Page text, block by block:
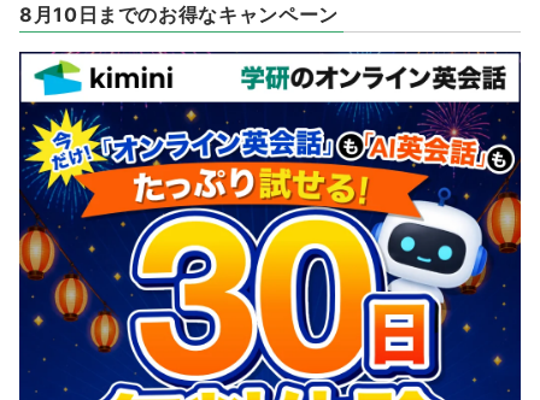
8月10日までのお得なキャンペーン